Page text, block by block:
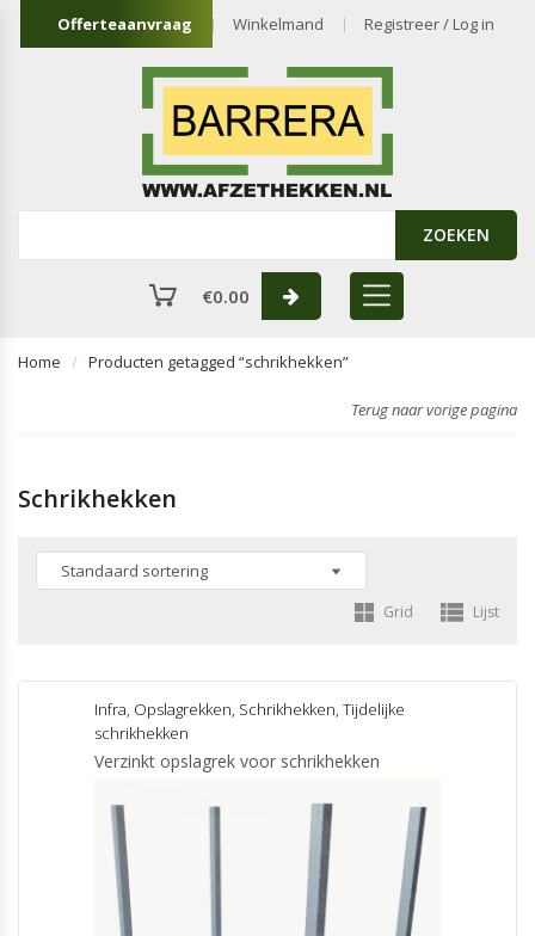
Offerteaanvraag Winkelmand Registreer / Log in
ZOEKEN
€0.00
Home Producten getagged “schrikhekken”
Terug naar vorige pagina
Schrikhekken
Grid Lijst
Infra, Opslagrekken, Schrikhekken, Tijdelijke
schrikhekken
Verzinkt opslagrek voor schrikhekken